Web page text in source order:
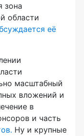
зона
области
её
масштабный
вложений и
в
и часть
Ну и крупные